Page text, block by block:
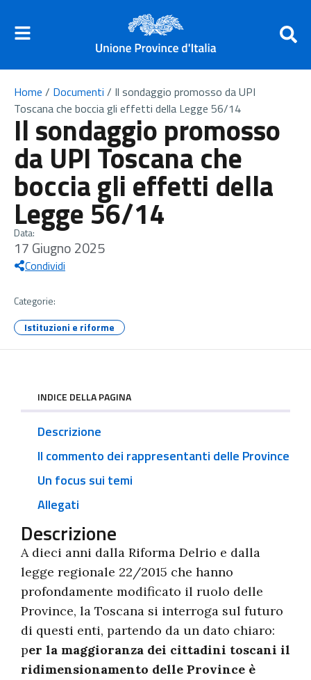
Home / Documenti / Il sondaggio promosso da UPI
Toscana che boccia gli effetti della Legge 56/14
Il sondaggio promosso
da UPI Toscana che
boccia gli effetti della
Legge 56/14
Data:
17 Giugno 2025
Condividi
Categorie:
Istituzioni e riforme
INDICE DELLA PAGINA
Descrizione
Il commento dei rappresentanti delle Province
Un focus sui temi
Allegati
Descrizione
A dieci anni dalla Riforma Delrio e dalla
legge regionale 22/2015 che hanno
profondamente modificato il ruolo delle
Province, la Toscana si interroga sul futuro
di questi enti, partendo da un dato chiaro:
per la maggioranza dei cittadini toscani il
ridimensionamento delle Province è